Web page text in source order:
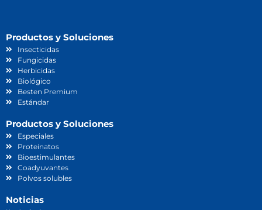
Productos y Soluciones
Insecticidas
Fungicidas
Herbicidas
Biológico
Besten Premium
Estándar
Productos y Soluciones
Especiales
Proteinatos
Bioestimulantes
Coadyuvantes
Polvos solubles
Noticias